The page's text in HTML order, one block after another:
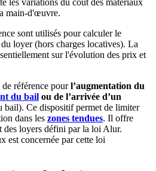
les variations du coût des matériaux
main-d'œuvre.
sont utilisés pour calculer le
loyer (hors charges locatives). La
sur l'évolution des prix et
référence pourl’augmentation du
du bail ou de l’arrivée d’un
bail). Ce dispositif permet de limiter
dans les zones tendues. Il offre
des loyers défini par la loi Alur.
est concernée par cette loi